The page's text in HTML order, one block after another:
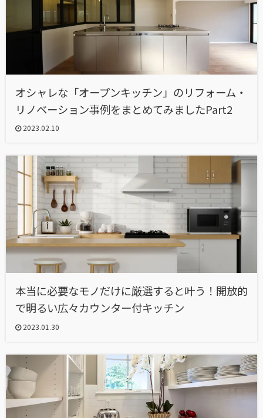
オシャレな「オープンキッチン」のリフォーム・
リノベーション事例をまとめてみましたPart2
2023.02.10
本当に必要なモノだけに厳選すると叶う！開放的
で明るい広々カウンター付キッチン
2023.01.30